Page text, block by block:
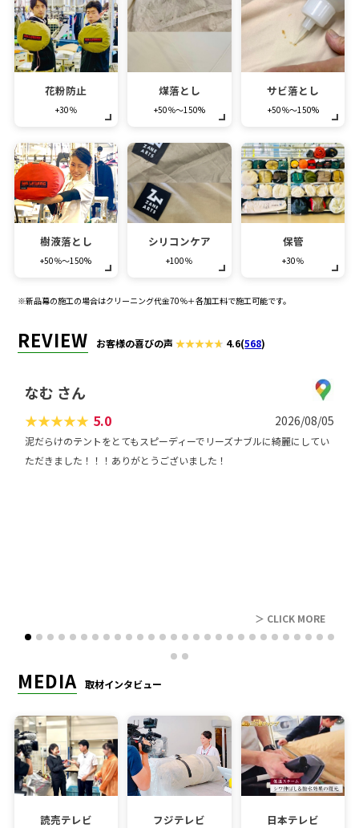
花粉防止
+30％
煤落とし
+50％～150%
サビ落とし
+50％～150%
樹液落とし
+50％～150%
シリコンケア
+100％
保管
+30％
※新品幕の施工の場合はクリーニング代金70％＋各加工料で施工可能です。
REVIEW お客様の喜びの声 4.6(568)
なむ さん
★★★★★ 5.0 2026/08/05
泥だらけのテントをとてもスピーディーでリーズナブルに綺麗にしてい
ただきました！！！ありがとうございました！
＞ CLICK MORE
MEDIA 取材インタビュー
読売テレビ フジテレビ 日本テレビ